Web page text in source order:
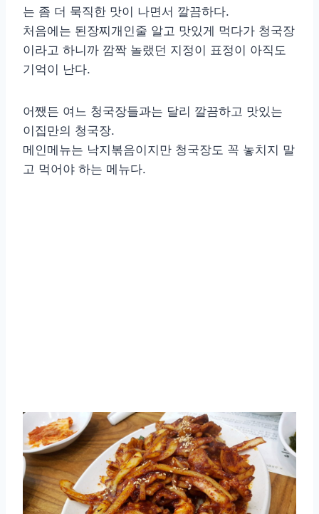
는 좀 더 묵직한 맛이 나면서 깔끔하다.
처음에는 된장찌개인줄 알고 맛있게 먹다가 청국장
이라고 하니까 깜짝 놀랬던 지정이 표정이 아직도
기억이 난다.
어쨌든 여느 청국장들과는 달리 깔끔하고 맛있는
이집만의 청국장.
메인메뉴는 낙지볶음이지만 청국장도 꼭 놓치지 말
고 먹어야 하는 메뉴다.